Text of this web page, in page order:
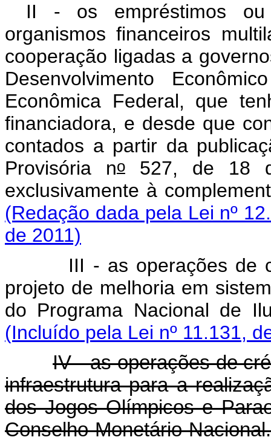
II - os empréstimos ou
organismos financeiros
cooperação ligadas a
Desenvolvimento
Econômica Federal, que
financiadora, e desde que
contados a partir da
Provisória no527, de 18
exclusivamente à
(Redação dada pela Lei nº
de 2011)
III - as operações de
projeto de melhoria em
do Programa Nacional de
(Incluído pela Lei nº 11.131,
IV - as operações de
infraestrutura para a
dos Jogos Olímpicos e
Conselho Monetário